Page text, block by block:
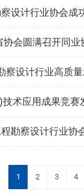
设计行业协会成
会圆满召开同业
察设计行业高质
术应用成果竞赛
勘察设计行业协
1 2 3 4